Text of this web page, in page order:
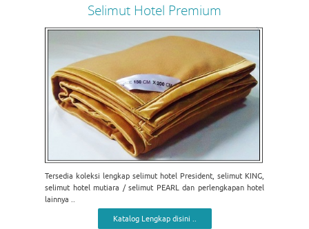
Selimut Hotel Premium
Tersedia koleksi lengkap selimut hotel President, selimut KING,
selimut hotel mutiara / selimut PEARL dan perlengkapan hotel
lainnya ..
Katalog Lengkap disini ..